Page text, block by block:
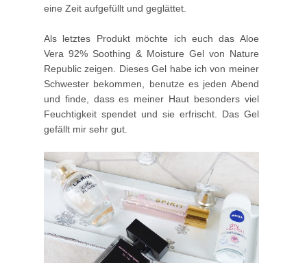
eine Zeit aufgefüllt und geglättet.
Als letztes Produkt möchte ich euch das Aloe
Vera 92% Soothing & Moisture Gel von Nature
Republic zeigen. Dieses Gel habe ich von meiner
Schwester bekommen, benutze es jeden Abend
und finde, dass es meiner Haut besonders viel
Feuchtigkeit spendet und sie erfrischt. Das Gel
gefällt mir sehr gut.